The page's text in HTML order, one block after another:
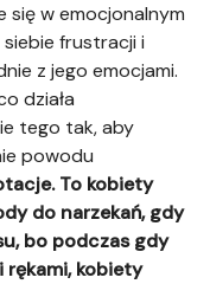
się w emocjonalnym
frustracji i
z jego emocjami.
działa
tego tak, aby
powodu
To kobiety
do narzekań, gdy
bo podczas gdy
rękami, kobiety